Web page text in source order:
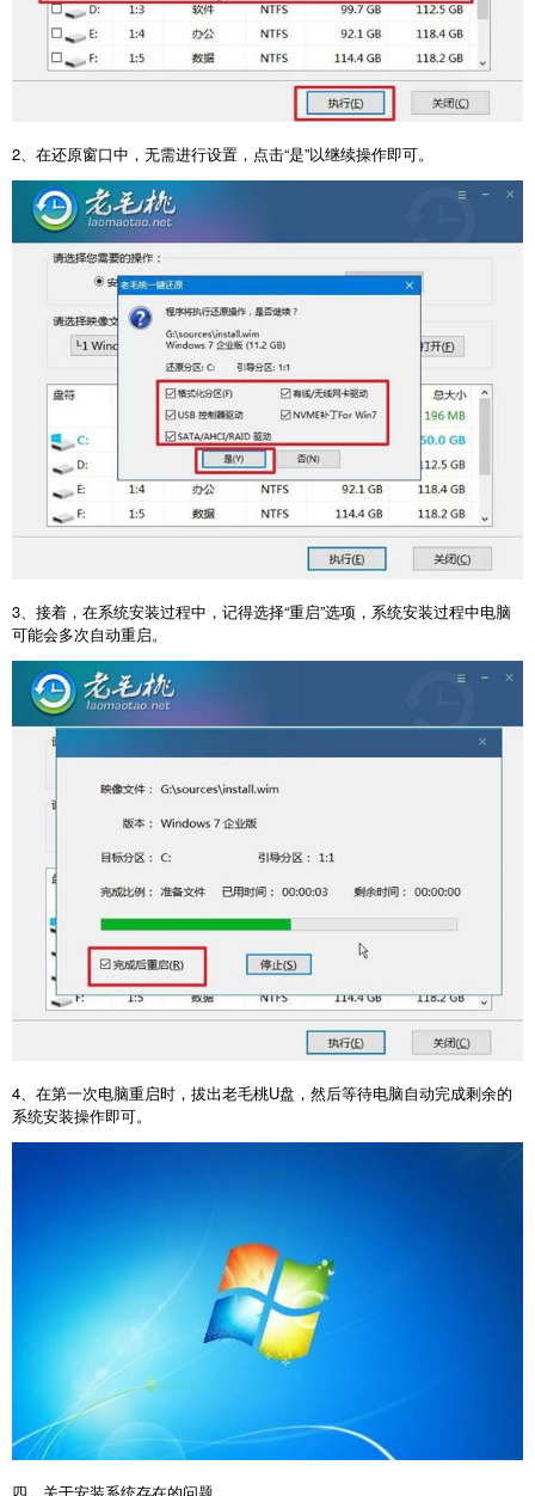
2、在还原窗口中，无需进行设置，点击“是”以继续操作即可。
3、接着，在系统安装过程中，记得选择“重启”选项，系统安装过程中电脑
可能会多次自动重启。
4、在第一次电脑重启时，拔出老毛桃U盘，然后等待电脑自动完成剩余的
系统安装操作即可。